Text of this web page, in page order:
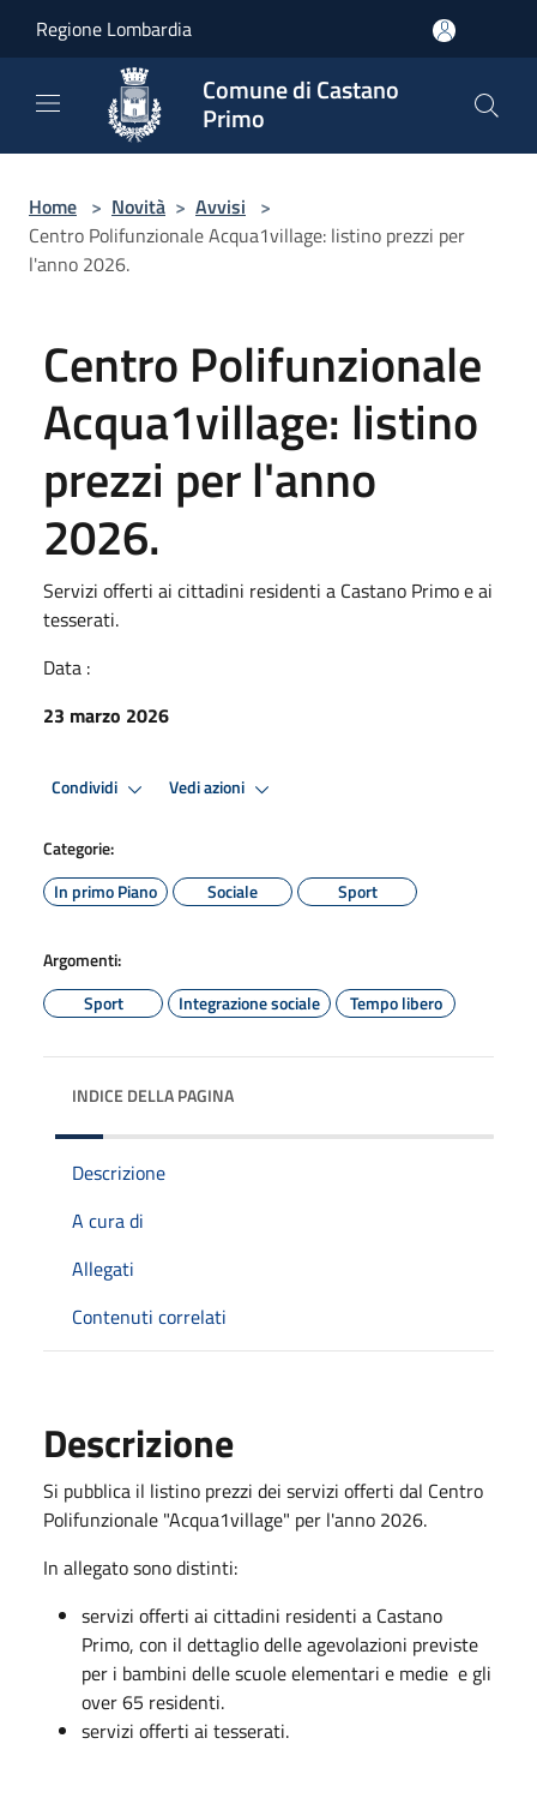
Regione Lombardia
Comune di Castano
Primo
Home > Novità > Avvisi >
Centro Polifunzionale Acqua1village: listino prezzi per
l'anno 2026.
Centro Polifunzionale
Acqua1village: listino
prezzi per l'anno
2026.
Servizi offerti ai cittadini residenti a Castano Primo e ai
tesserati.
Data :
23 marzo 2026
Condividi Vedi azioni
Categorie:
In primo Piano
Sociale Sport
Argomenti:
Sport
Integrazione sociale Tempo libero
INDICE DELLA PAGINA
Descrizione
A cura di
Allegati
Contenuti correlati
Descrizione
Si pubblica il listino prezzi dei servizi offerti dal Centro
Polifunzionale "Acqua1village" per l'anno 2026.
In allegato sono distinti:
servizi offerti ai cittadini residenti a Castano
Primo, con il dettaglio delle agevolazioni previste
per i bambini delle scuole elementari e medie e gli
over 65 residenti.
servizi offerti ai tesserati.